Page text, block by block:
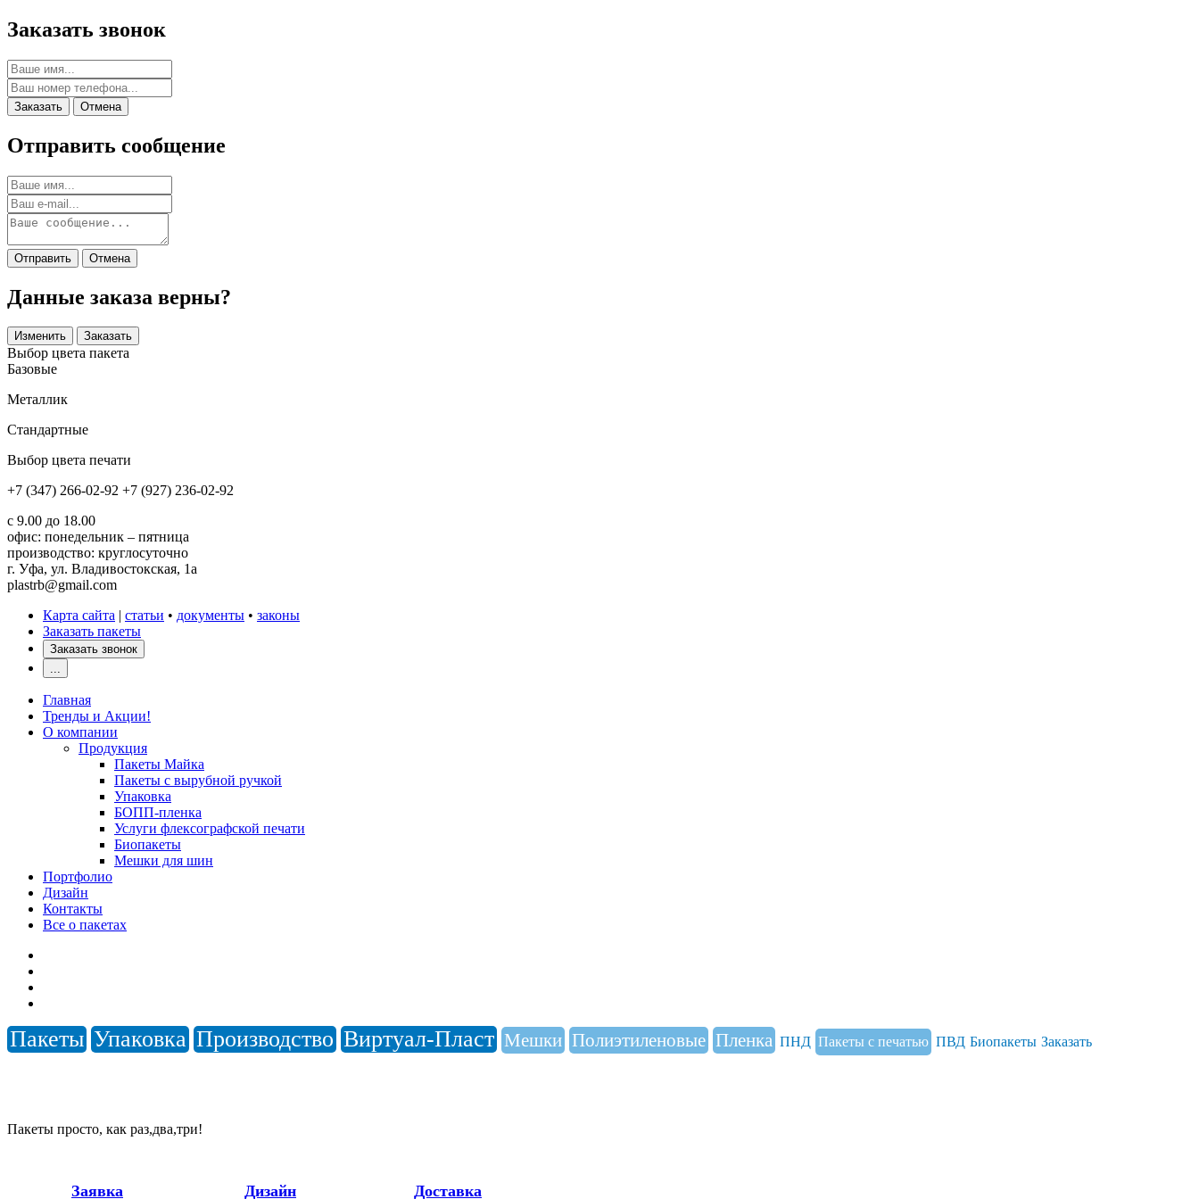
Заказать звонок
Заказать Отмена
Отправить сообщение
Отправить Отмена
Данные заказа верны?
Изменить Заказать
Выбор цвета пакета
Базовые
Металлик
Стандартные
Выбор цвета печати
+7 (347) 266-02-92 +7 (927) 236-02-92
с 9.00 до 18.00
офис: понедельник – пятница
производство: круглосуточно
г. Уфа, ул. Владивостокская, 1а
plastrb@gmail.com
Карта сайта | статьи • документы • законы
Заказать пакеты
Заказать звонок
...
Главная
Тренды и Акции!
О компании
Продукция
Пакеты Майка
Пакеты с вырубной ручкой
Упаковка
БОПП-пленка
Услуги флексографской печати
Биопакеты
Мешки для шин
Портфолио
Дизайн
Контакты
Все о пакетах
Пакеты Упаковка Производство Виртуал-Пласт Мешки Полиэтиленовые Пленка ПНД Пакеты с печатью ПВД Биопакеты Заказать
Пакеты просто, как раз,два,три!
Заявка Дизайн Доставка